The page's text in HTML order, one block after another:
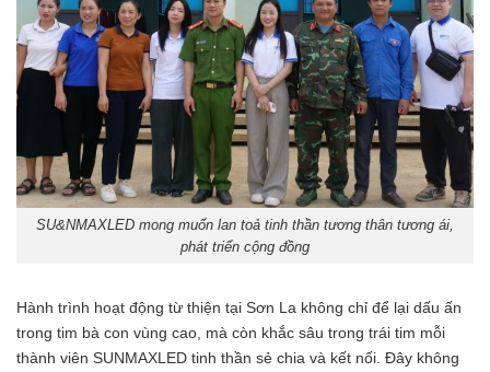
SU&NMAXLED mong muốn lan toả tinh thần tương thân tương ái,
phát triển cộng đồng
Hành trình hoạt động từ thiện tại Sơn La không chỉ để lại dấu ấn
trong tim bà con vùng cao, mà còn khắc sâu trong trái tim mỗi
thành viên SUNMAXLED tinh thần sẻ chia và kết nối. Đây không